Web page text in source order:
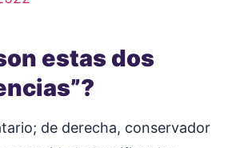
estas dos
de derecha, conservador